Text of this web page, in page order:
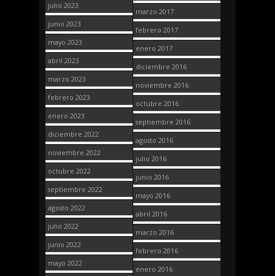
julio 2023
junio 2023
mayo 2023
abril 2023
marzo 2023
febrero 2023
enero 2023
diciembre 2022
noviembre 2022
octubre 2022
septiembre 2022
agosto 2022
julio 2022
junio 2022
mayo 2022
marzo 2017
febrero 2017
enero 2017
diciembre 2016
noviembre 2016
octubre 2016
septiembre 2016
agosto 2016
julio 2016
junio 2016
mayo 2016
abril 2016
marzo 2016
febrero 2016
enero 2016